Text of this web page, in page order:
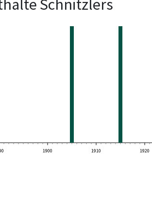
Schnitzlers
1900 1910 1920